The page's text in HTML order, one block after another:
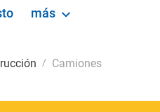
más
Camiones